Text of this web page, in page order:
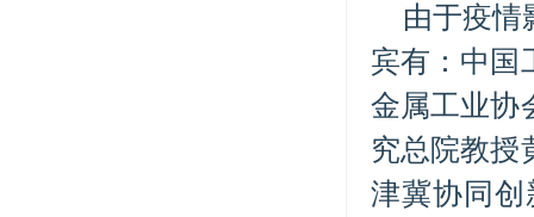
由于疫情
宾有：中国
金属工业协
究总院教授
津冀协同创